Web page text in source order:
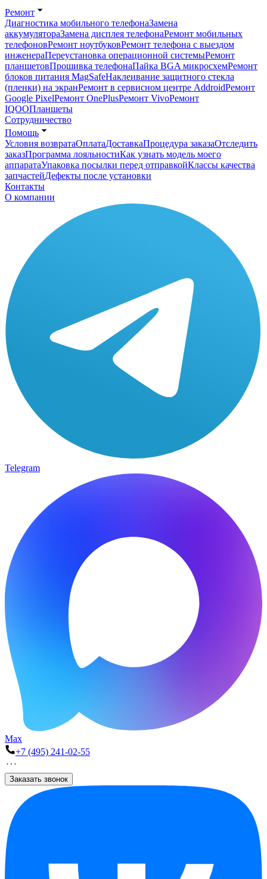
Ремонт
Диагностика мобильного телефонаЗамена
аккумулятораЗамена дисплея телефонаРемонт мобильных
телефоновРемонт ноутбуковРемонт телефона с выездом
инженераПереустановка операционной системыРемонт
планшетовПрошивка телефонаПайка BGA микросхемРемонт
блоков питания MagSafeНаклеивание защитного стекла
(пленки) на экранРемонт в сервисном центре AddroidРемонт
Google PixelРемонт OnePlusРемонт VivoРемонт
IQOOПланшеты
Сотрудничество
Помощь
Условия возвратаОплатаДоставкаПроцедура заказаОтследить
заказПрограмма лояльностиКак узнать модель моего
аппаратаУпаковка посылки перед отправкойКлассы качества
запчастейДефекты после установки
Контакты
О компании
Telegram
Max
+7 (495) 241-02-55
Заказать звонок